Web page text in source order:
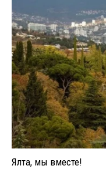
Ялта, мы вместе!